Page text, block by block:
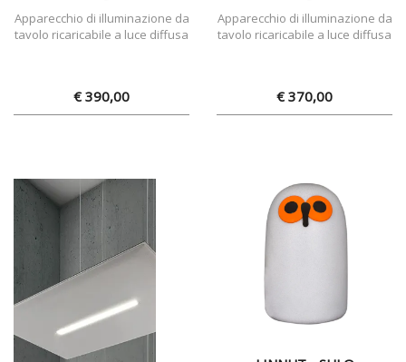
Apparecchio di illuminazione da
tavolo ricaricabile a luce diffusa
€ 390,00
Apparecchio di illuminazione da
tavolo ricaricabile a luce diffusa
€ 370,00